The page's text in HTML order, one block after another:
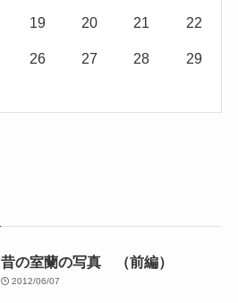
19 20 21 22
26 27 28 29
昔の室蘭の写真 （前編）
2012/06/07